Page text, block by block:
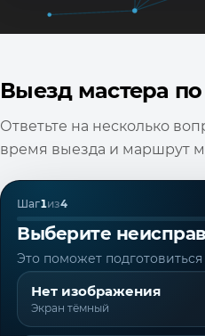
Выезд мастера
Ответьте на несколько
время выезда и маршрут
Шаг1из4
Выберите
Это поможет подготовиться
Нет изображения
Экран тёмный